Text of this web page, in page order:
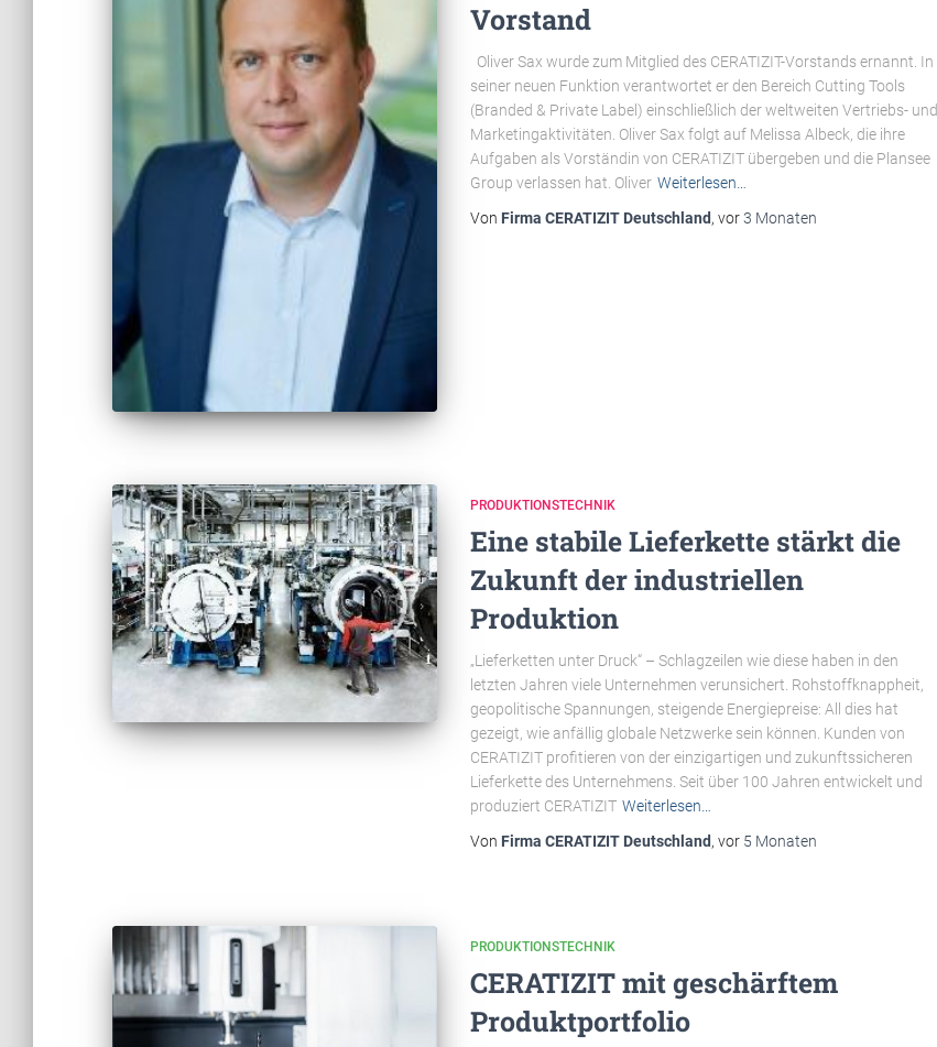
Vorstand
Oliver Sax wurde zum Mitglied des CERATIZIT-Vorstands ernannt. In
seiner neuen Funktion verantwortet er den Bereich Cutting Tools
(Branded & Private Label) einschließlich der weltweiten Vertriebs- und
Marketingaktivitäten. Oliver Sax folgt auf Melissa Albeck, die ihre
Aufgaben als Vorständin von CERATIZIT übergeben und die Plansee
Group verlassen hat. Oliver Weiterlesen…
Von Firma CERATIZIT Deutschland, vor3 Monaten
PRODUKTIONSTECHNIK
Eine stabile Lieferkette stärkt die
Zukunft der industriellen
Produktion
„Lieferketten unter Druck“ – Schlagzeilen wie diese haben in den
letzten Jahren viele Unternehmen verunsichert. Rohstoffknappheit,
geopolitische Spannungen, steigende Energiepreise: All dies hat
gezeigt, wie anfällig globale Netzwerke sein können. Kunden von
CERATIZIT profitieren von der einzigartigen und zukunftssicheren
Lieferkette des Unternehmens. Seit über 100 Jahren entwickelt und
produziert CERATIZIT Weiterlesen…
Von Firma CERATIZIT Deutschland, vor 5 Monaten
PRODUKTIONSTECHNIK
CERATIZIT mit geschärftem
Produktportfolio